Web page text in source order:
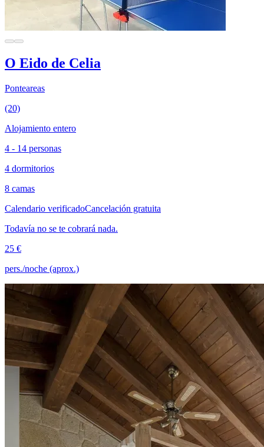
O Eido de Celia
Ponteareas
(20)
Alojamiento entero
4 - 14 personas
4 dormitorios
8 camas
Calendario verificadoCancelación gratuita
Todavía no se te cobrará nada.
25 €
pers./noche (aprox.)